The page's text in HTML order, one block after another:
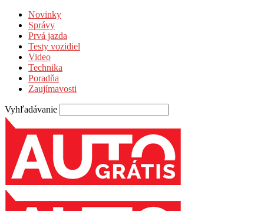
Novinky
Správy
Prvá jazda
Testy vozidiel
Video
Technika
Poradňa
Zaujímavosti
Vyhľadávanie